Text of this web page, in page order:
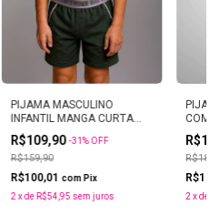
PIJAMA MASCULINO
INFANTIL MANGA CURTA
UOMINI
R$109,90-31%OFF
R$159,90
R$100,01 com Pix
2xde R$54,95 sem juros
COM
2xde